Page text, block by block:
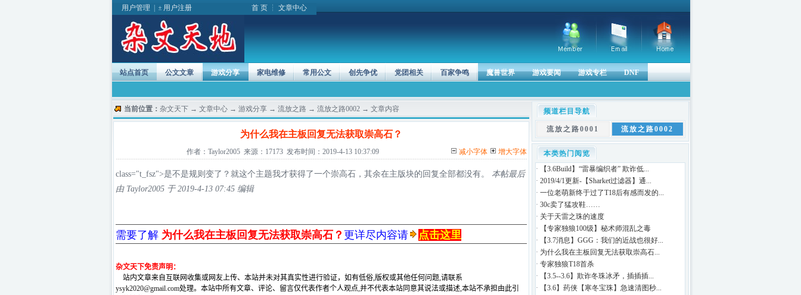
用户管理 用户注册 首 页┆ 文章中心
站点首页 公文文章 游戏分享 家电维修 常用公文 创先争优 党团相关 百家争鸣 魔兽世界 游戏要闻 游戏专栏 DNF
当前位置： 杂文天下→ 文章中心→ 游戏分享→ 流放之路→ 流放之路0002→ 文章内容
为什么我在主板回复无法获取崇高石？
减小字体 增大字体
作者：Taylor2005 来源：17173 发布时间：2019-4-13 10:37:09
class="t_fsz">是不是规则变了？就这个主题我才获得了一个崇高石，其余在主版块的回复全部都没有。
本帖最后
由 Taylor2005 于 2019-4-13 07:45 编辑
需要了解为什么我在主板回复无法获取崇高石？ 更详尽内容请 点击这里
频道栏目导航
流放之路0001 流放之路0002
本类热门阅览
·
【3.6Build】“雷暴编织者” 欺诈低...
· 2019/4/1更新-【Sharket过滤器】通...
· 一位老萌新终于过了T18后有感而发的...
· 30c卖了猛攻鞋……
· 关于天雷之珠的速度
·
【专家独狼100级】秘术师混乱之毒
·
【3.7消息】GGG：我们的近战也很好...
· 为什么我在主板回复无法获取崇高石...
· 专家独狼T18首杀
·
【3.5--3.6】欺诈冬珠冰矛，插插插...
·
【3.6】药侠【寒冬宝珠】急速清图秒...